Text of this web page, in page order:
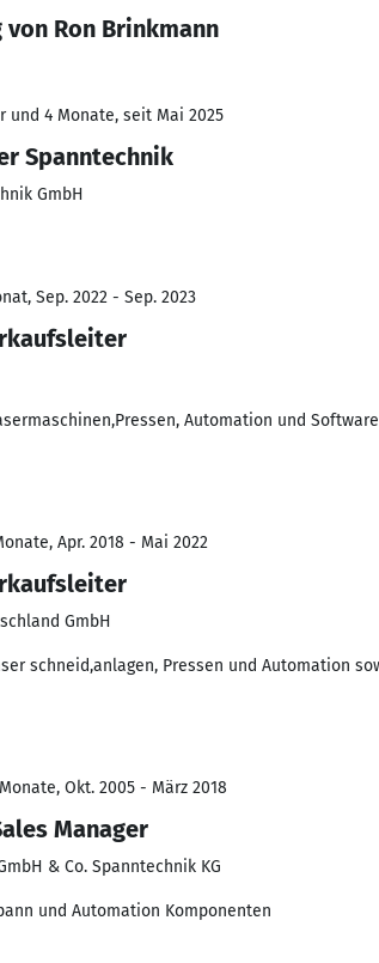
Ron Brinkmann
und 4 Monate, seit Mai 2025
Spanntechnik
GmbH
Sep. 2022 - Sep. 2023
Automation und Software
Apr. 2018 - Mai 2022
GmbH
schneid,anlagen, Pressen und Automation
Okt. 2005 - März 2018
Manager
& Co. Spanntechnik KG
und Automation Komponenten